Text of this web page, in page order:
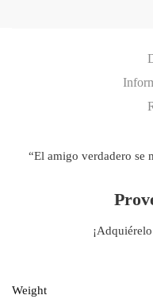
“El amigo verdadero se
Weight